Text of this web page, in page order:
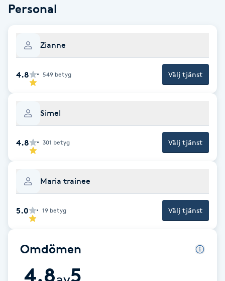
Face framing
Fet hårbotten
Fettreducering
Fibromassage
Personal
Zianne
4.8 549 betyg Välj tjänst
Simel
4.8 301 betyg Välj tjänst
Maria trainee
5.0 19 betyg Välj tjänst
Omdömen
4.8 5